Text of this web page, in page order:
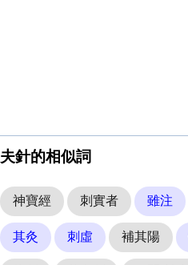
夫針的相似詞
神寶經 刺實者 雖注
其灸 刺虛 補其陽